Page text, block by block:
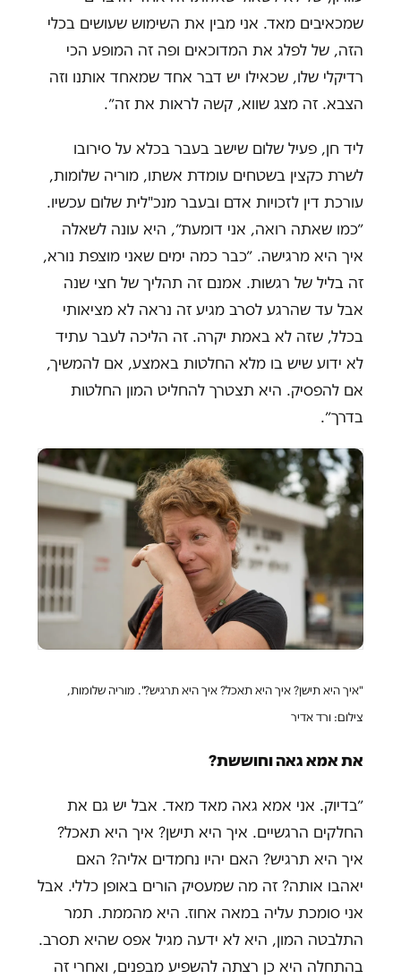
שמכאיבים מאד. אני מבין את השימוש שעושים בכלי
הזה, של לפלג את המדוכאים ופה זה המופע הכי
רדיקלי שלו, שכאילו יש דבר אחד שמאחד אותנו וזה
הצבא. זה מצג שווא, קשה לראות את זה״.
ליד חן, פעיל שלום שישב בעבר בכלא על סירובו
לשרת כקצין בשטחים עומדת אשתו, מוריה שלומות,
עורכת דין לזכויות אדם ובעבר מנכ"לית שלום עכשיו.
״כמו שאתה רואה, אני דומעת״, היא עונה לשאלה
איך היא מרגישה. ״כבר כמה ימים שאני מוצפת נורא,
זה בליל של רגשות. אמנם זה תהליך של חצי שנה
אבל עד שהרגע לסרב מגיע זה נראה לא מציאותי
בכלל, שזה לא באמת יקרה. זה הליכה לעבר עתיד
לא ידוע שיש בו מלא החלטות באמצע, אם להמשיך,
אם להפסיק. היא תצטרך להחליט המון החלטות
בדרך״.
"איך היא תישן? איך היא תאכל? איך היא תרגיש?". מוריה שלומות,
צילום: ורד אדיר
את אמא גאה וחוששת?
״בדיוק. אני אמא גאה מאד מאד. אבל יש גם את
החלקים הרגשיים. איך היא תישן? איך היא תאכל?
איך היא תרגיש? האם יהיו נחמדים אליה? האם
יאהבו אותה? זה מה שמעסיק הורים באופן כללי. אבל
אני סומכת עליה במאה אחוז. היא מהממת. תמר
התלבטה המון, היא לא ידעה מגיל אפס שהיא תסרב.
בהתחלה היא כן רצתה להשפיע מבפנים, ואחרי זה